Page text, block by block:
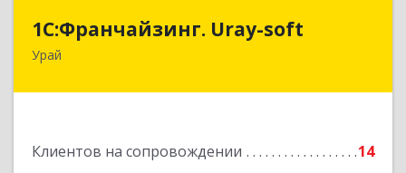
1С:Франчайзинг. Uray-soft
Урай
Клиентов на сопровождении 14
1С:Франчайзинг. Uray-soft
628284, Ханты-Мансийский Автономный округ